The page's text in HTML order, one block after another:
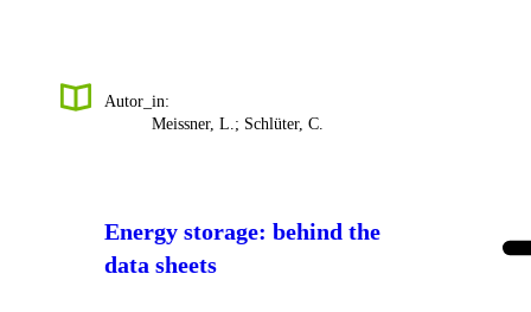
Autor_in:
Meissner, L.; Schlüter, C.
Energy storage: behind the
data sheets